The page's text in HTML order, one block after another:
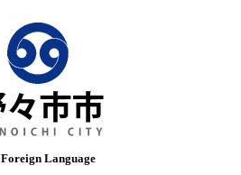
Foreign Language